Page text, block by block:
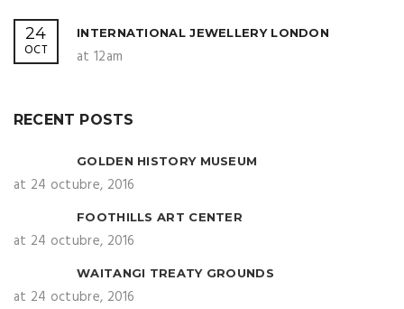
24
OCT
INTERNATIONAL JEWELLERY LONDON
at 12am
RECENT POSTS
GOLDEN HISTORY MUSEUM
at 24 octubre, 2016
FOOTHILLS ART CENTER
at 24 octubre, 2016
WAITANGI TREATY GROUNDS
at 24 octubre, 2016